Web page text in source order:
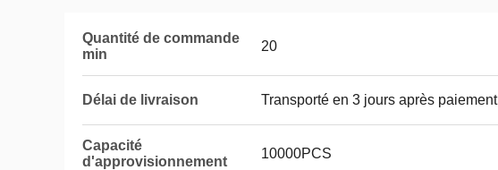
Quantité de commande
min
20
Délai de livraison Transporté en 3 jours après paiement
Capacité
d'approvisionnement
10000PCS